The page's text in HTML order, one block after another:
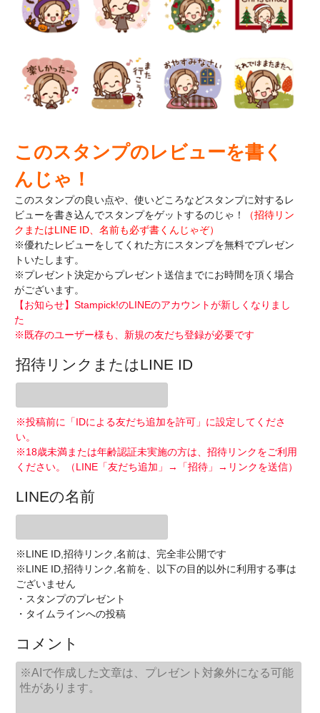
このスタンプのレビューを書く
んじゃ！
このスタンプの良い点や、使いどころなどスタンプに対するレ
ビューを書き込んでスタンプをゲットするのじゃ！
（招待リン
クまたはLINE ID、名前も必ず書くんじゃぞ）
※優れたレビューをしてくれた方にスタンプを無料でプレゼン
トいたします。
※プレゼント決定からプレゼント送信までにお時間を頂く場合
がございます。
【お知らせ】Stampick!のLINEのアカウントが新しくなりまし
た
※既存のユーザー様も、新規の友だち登録が必要です
招待リンクまたはLINE ID
※投稿前に「IDによる友だち追加を許可」に設定してくださ
い。
※18歳未満または年齢認証未実施の方は、招待リンクをご利用
ください。（LINE「友だち追加」→「招待」→リンクを送信）
LINEの名前
※LINE ID,招待リンク,名前は、完全非公開です
※LINE ID,招待リンク,名前を、以下の目的以外に利用する事は
ございません
・スタンプのプレゼント
・タイムラインへの投稿
コメント